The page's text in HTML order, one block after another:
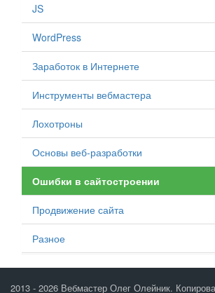
JS
WordPress
Заработок в Интернете
Инструменты вебмастера
Лохотроны
Основы веб-разработки
Ошибки в сайтостроении
Продвижение сайта
Разное
2013 - 2026 Вебмастер Олег Олейник.